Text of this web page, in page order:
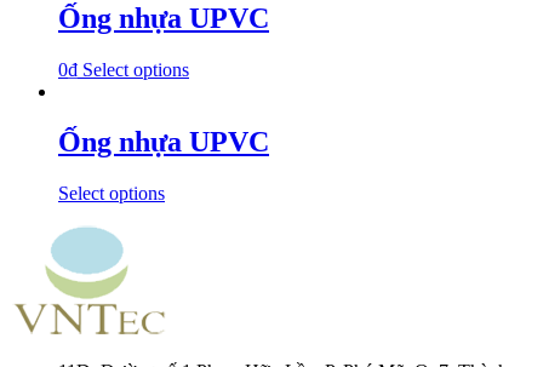
Ống nhựa UPVC
0₫ Select options
Ống nhựa UPVC
Select options